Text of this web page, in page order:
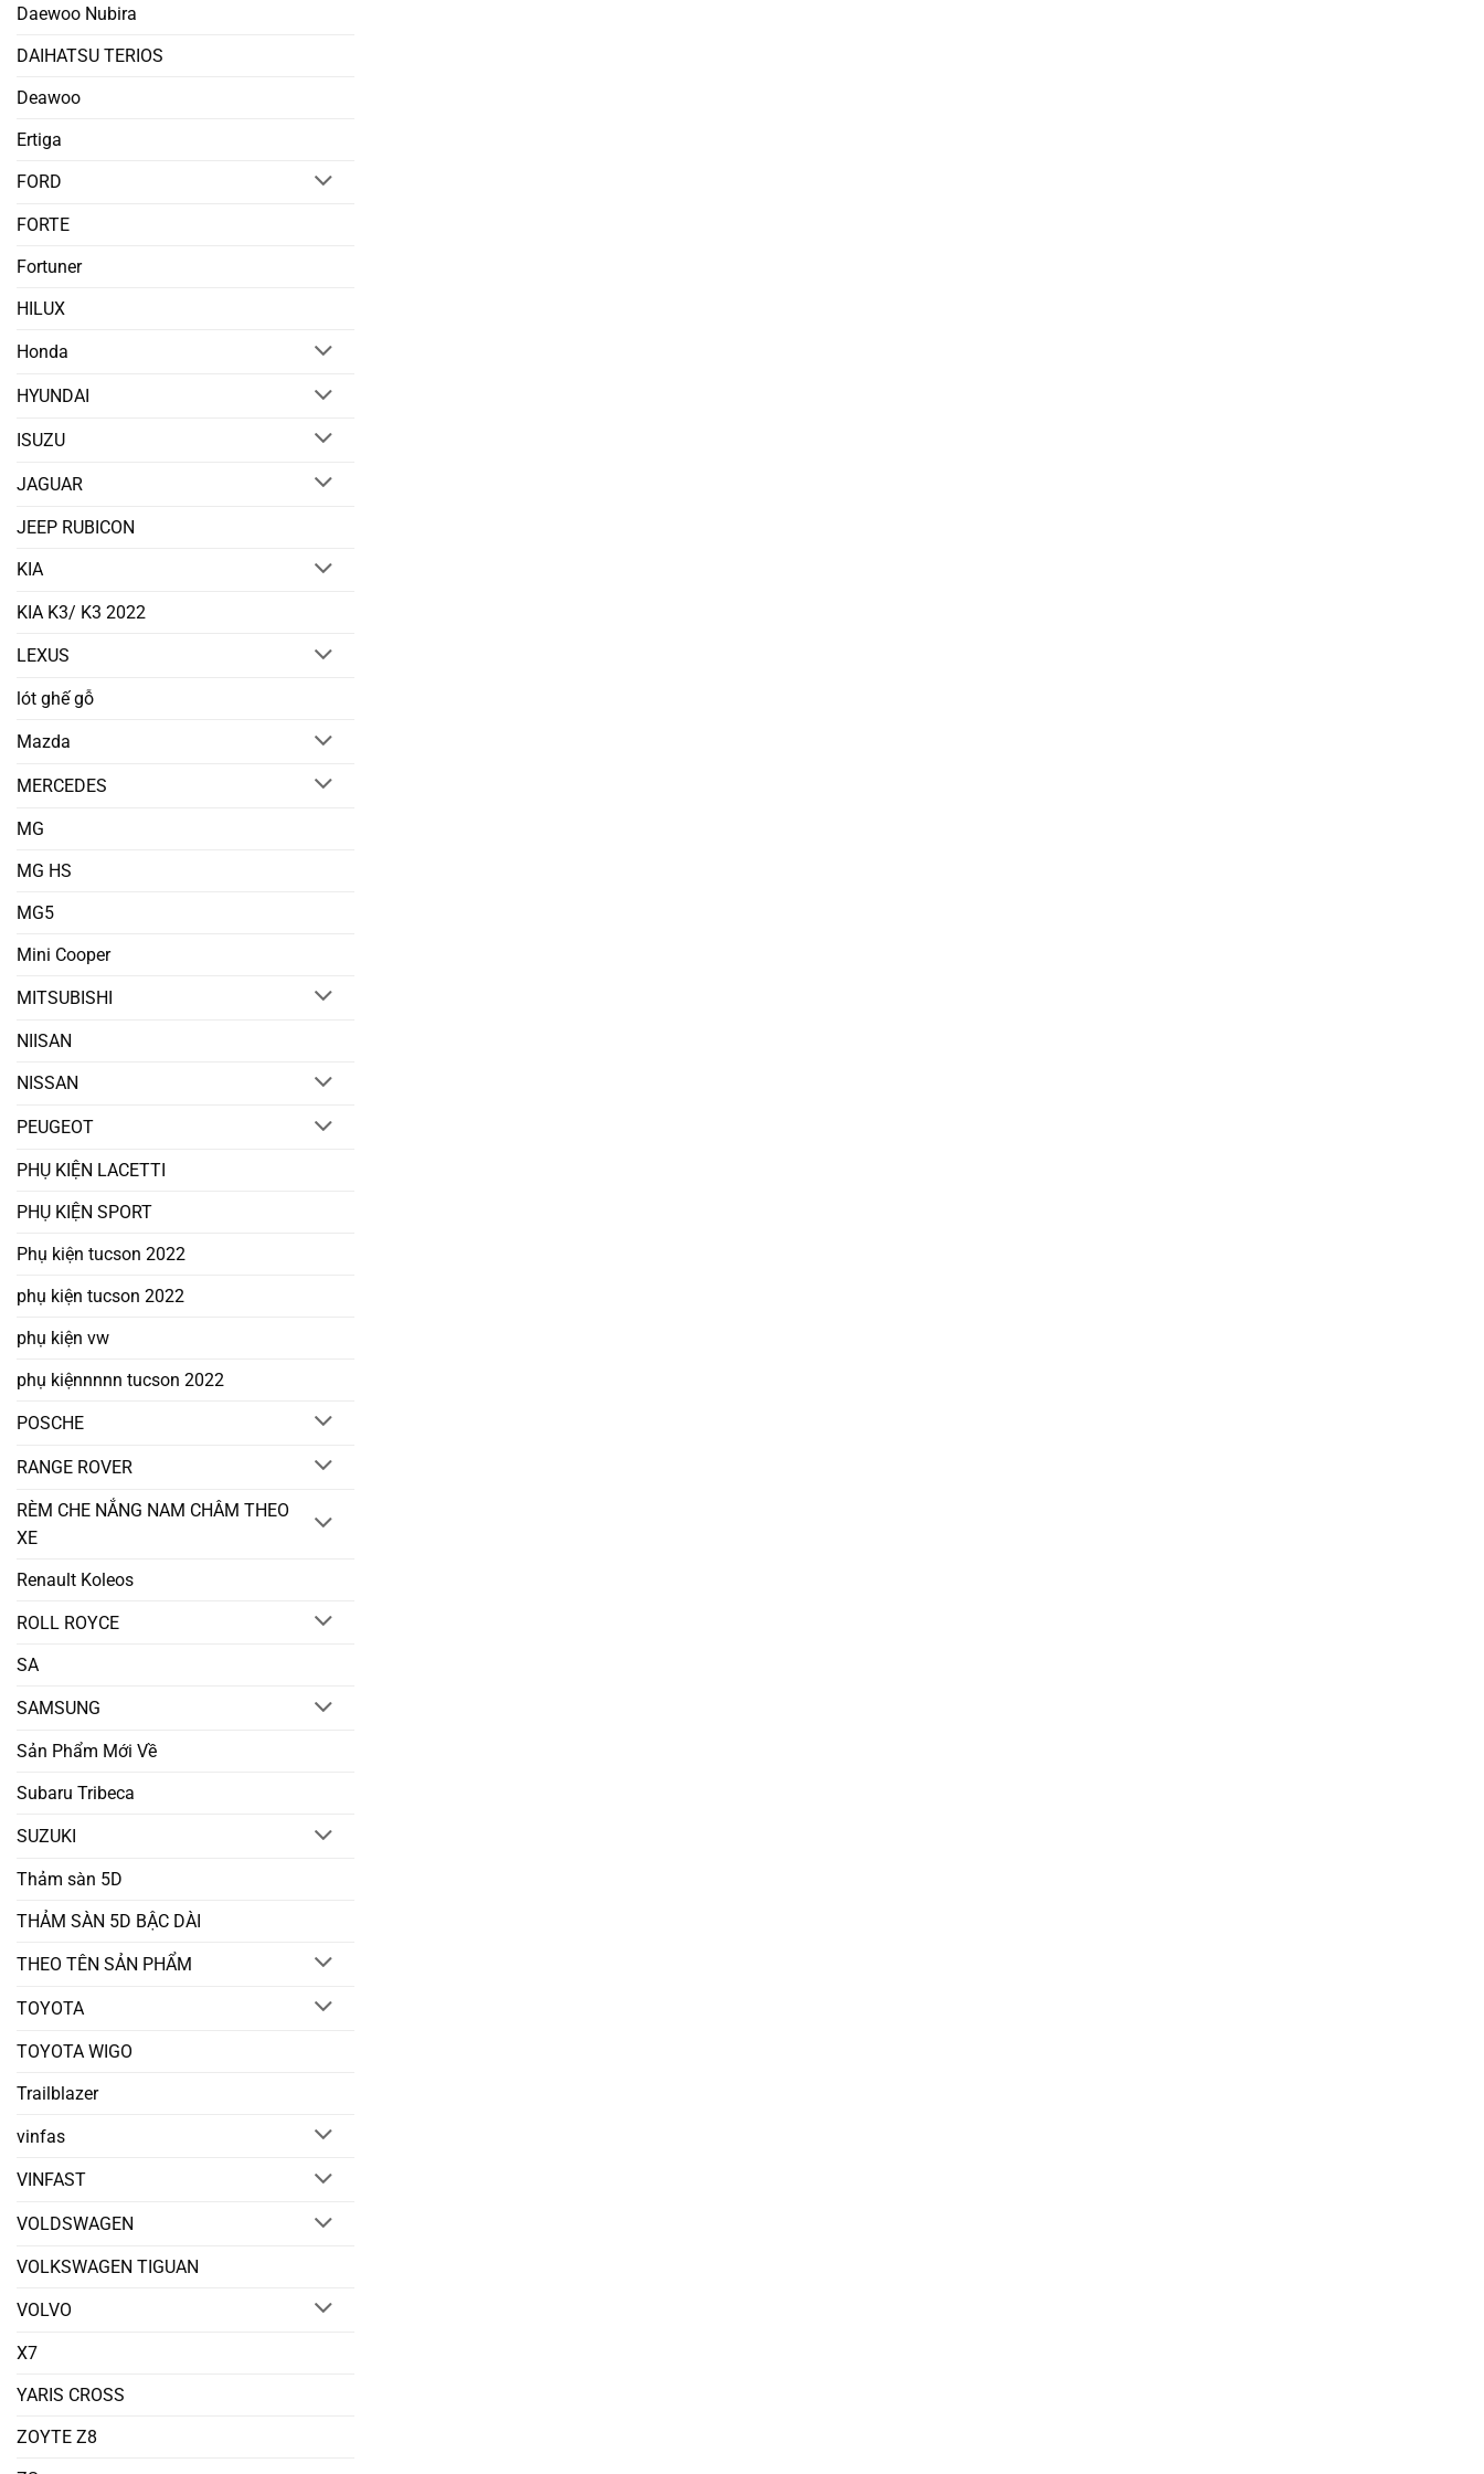
Daewoo Nubira
DAIHATSU TERIOS
Deawoo
Ertiga
FORD
FORTE
Fortuner
HILUX
Honda
HYUNDAI
ISUZU
JAGUAR
JEEP RUBICON
KIA
KIA K3/ K3 2022
LEXUS
lót ghế gỗ
Mazda
MERCEDES
MG
MG HS
MG5
Mini Cooper
MITSUBISHI
NIISAN
NISSAN
PEUGEOT
PHỤ KIỆN LACETTI
PHỤ KIỆN SPORT
Phụ kiện tucson 2022
phụ kiện tucson 2022
phụ kiện vw
phụ kiệnnnnn tucson 2022
POSCHE
RANGE ROVER
RÈM CHE NẮNG NAM CHÂM THEO
XE
Renault Koleos
ROLL ROYCE
SA
SAMSUNG
Sản Phẩm Mới Về
Subaru Tribeca
SUZUKI
Thảm sàn 5D
THẢM SÀN 5D BẬC DÀI
THEO TÊN SẢN PHẨM
TOYOTA
TOYOTA WIGO
Trailblazer
vinfas
VINFAST
VOLDSWAGEN
VOLKSWAGEN TIGUAN
VOLVO
X7
YARIS CROSS
ZOYTE Z8